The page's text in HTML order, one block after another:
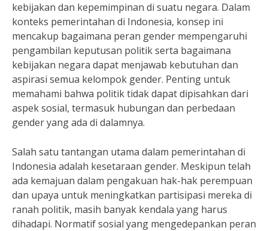
kebijakan dan kepemimpinan di suatu negara. Dalam
konteks pemerintahan di Indonesia, konsep ini
mencakup bagaimana peran gender mempengaruhi
pengambilan keputusan politik serta bagaimana
kebijakan negara dapat menjawab kebutuhan dan
aspirasi semua kelompok gender. Penting untuk
memahami bahwa politik tidak dapat dipisahkan dari
aspek sosial, termasuk hubungan dan perbedaan
gender yang ada di dalamnya.
Salah satu tantangan utama dalam pemerintahan di
Indonesia adalah kesetaraan gender. Meskipun telah
ada kemajuan dalam pengakuan hak-hak perempuan
dan upaya untuk meningkatkan partisipasi mereka di
ranah politik, masih banyak kendala yang harus
dihadapi. Normatif sosial yang mengedepankan peran